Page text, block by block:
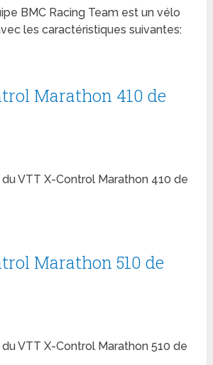
BMC Racing Team est un vélo
les caractéristiques suivantes:
Marathon 410 de
VTT X-Control Marathon 410 de
Marathon 510 de
VTT X-Control Marathon 510 de